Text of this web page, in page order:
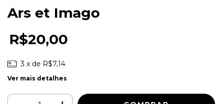
Ars et Imago
R$20,00
3 x de R$7,14
Ver mais detalhes